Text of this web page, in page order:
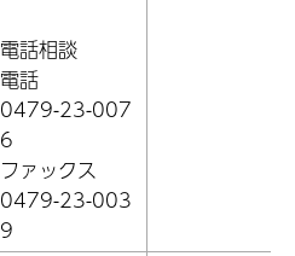
電話相談
電話
0479-23-007
6
ファックス
0479-23-003
9